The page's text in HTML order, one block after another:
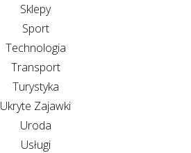
Sklepy
Sport
Technologia
Transport
Turystyka
Ukryte Zajawki
Uroda
Usługi